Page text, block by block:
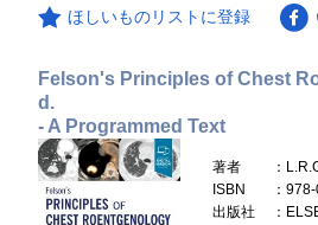
ほしいものリストに登録
Felson's Principles of Chest
d.
- A Programmed Text
著者
：
ISBN
：
出版社
：